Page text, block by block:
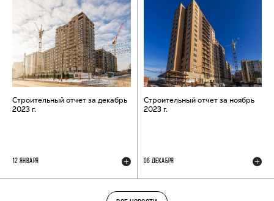
Строительный отчет за декабрь
2023 г.
12 ЯНВАРЯ
Строительный отчет за ноябрь
2023 г.
06 ДЕКАБРЯ